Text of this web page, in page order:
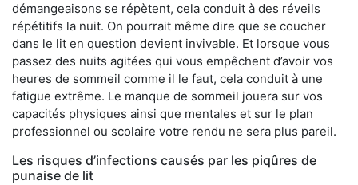
démangeaisons se répètent, cela conduit à des réveils
répétitifs la nuit. On pourrait même dire que se coucher
dans le lit en question devient invivable. Et lorsque vous
passez des nuits agitées qui vous empêchent d’avoir vos
heures de sommeil comme il le faut, cela conduit à une
fatigue extrême. Le manque de sommeil jouera sur vos
capacités physiques ainsi que mentales et sur le plan
professionnel ou scolaire votre rendu ne sera plus pareil.
Les risques d’infections causés par les piqûres de
punaise de lit